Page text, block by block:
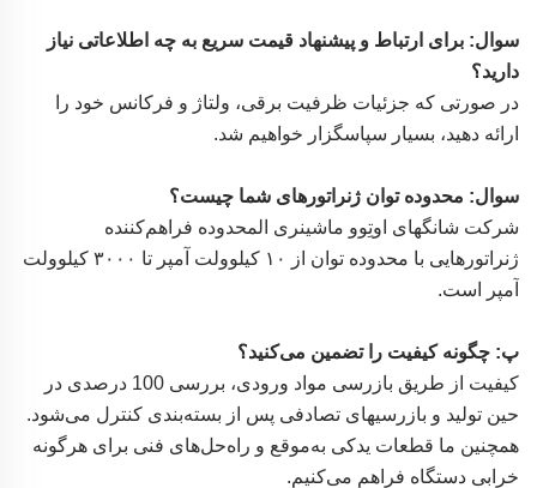
سوال: برای ارتباط و پیشنهاد قیمت سریع به چه اطلاعاتی نیاز
دارید؟
در صورتی که جزئیات ظرفیت برقی، ولتاژ و فرکانس خود را
ارائه دهید، بسیار سپاسگزار خواهیم شد.
سوال: محدوده توان ژنراتورهای شما چیست؟
شرکت شانگهای اوتِوو ماشینری المحدوده فراهم‌کننده
ژنراتورهایی با محدوده توان از ۱۰ کیلوولت آمپر تا ۳۰۰۰ کیلوولت
آمپر است.
پ: چگونه کیفیت را تضمین می‌کنید؟
کیفیت از طریق بازرسی مواد ورودی، بررسی 100 درصدی در
حین تولید و بازرسیهای تصادفی پس از بسته‌بندی کنترل می‌شود.
همچنین ما قطعات یدکی به‌موقع و راه‌حل‌های فنی برای هرگونه
خرابی دستگاه فراهم می‌کنیم.